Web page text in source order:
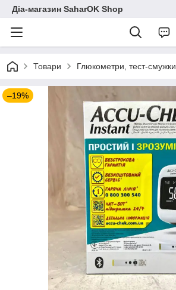
Діа-магазин SaharOK Shop
Товари Глюкометри, тест-смужки
–19%